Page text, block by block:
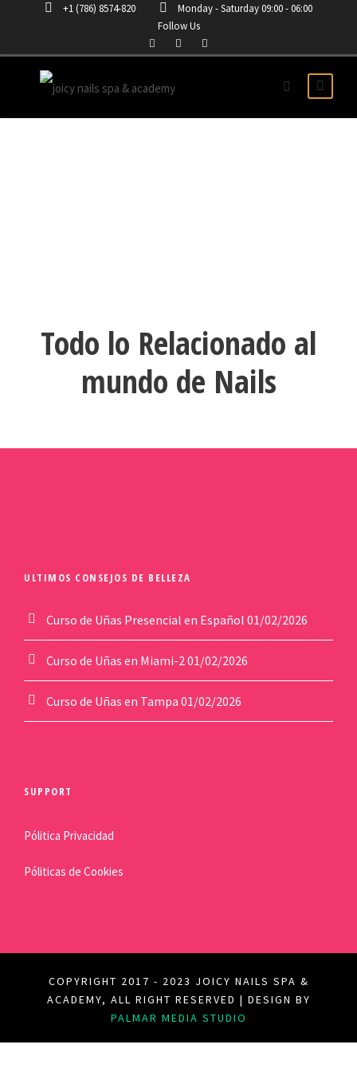
+1 (786) 8574-820
Monday - Saturday 09:00 - 06:00
Follow Us
Todo lo Relacionado al
mundo de Nails
ULTIMOS CONSEJOS DE BELLEZA
Curso de Uñas Presencial en Español 01/02/2026
Curso de Uñas en Miami-2 01/02/2026
Curso de Uñas en Tampa 01/02/2026
SUPPORT
Pólitica Privacidad
Póliticas de Cookies
COPYRIGHT 2017 - 2023 JOICY NAILS SPA &
ACADEMY, ALL RIGHT RESERVED | DESIGN BY
PALMAR MEDIA STUDIO